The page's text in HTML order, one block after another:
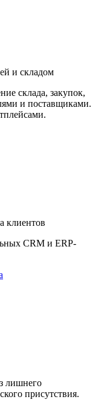
и складом
склада, закупок,
и поставщиками.
клиентов
CRM и ERP-
лишнего
присутствия.